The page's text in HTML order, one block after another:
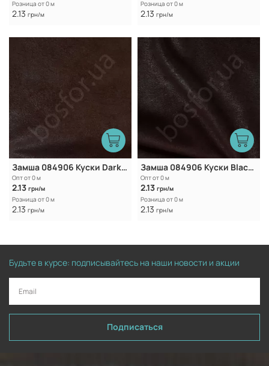
Розница от 0 м
2.13 грн/м
Розница от 0 м
2.13 грн/м
Замша 084906 Куски Dark Brown
Опт от 0 м
2.13 грн/м
Розница от 0 м
2.13 грн/м
Замша 084906 Куски Black Chocolat
Опт от 0 м
2.13 грн/м
Розница от 0 м
2.13 грн/м
Будьте в курсе: подписывайтесь на наши новости и акции
Подписаться